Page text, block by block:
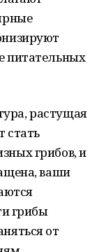
питательных
растущая
стать
грибов, и
ваши
грибы
от